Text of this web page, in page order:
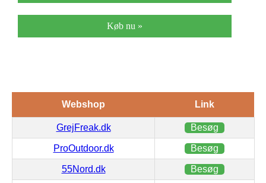
Køb nu »
Webshop Link
GrejFreak.dk Besøg
ProOutdoor.dk Besøg
55Nord.dk Besøg